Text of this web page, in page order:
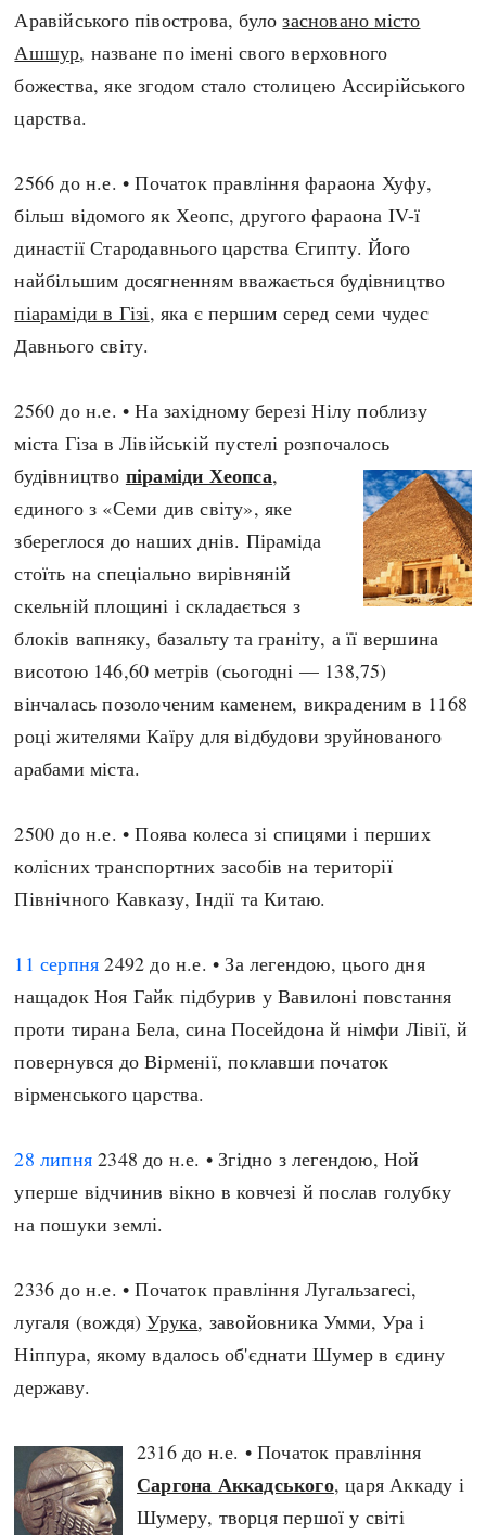
Аравійського півострова, булозасновано місто
Ашшур, назване по імені свого верховного
божества, яке згодом стало столицею Ассирійського
царства.
2566 до н.е. • Початок правління фараона Хуфу,
більш відомого як Хеопс, другого фараона IV-ї
династії Стародавнього царства Єгипту. Його
найбільшим досягненням вважається будівництво
піараміди в Гізі, яка є першим серед семи чудес
Давнього світу.
2560 до н.е. • На західному березі Нілу поблизу
міста Гіза в Лівійській пустелі розпочалось
будівництво піраміди Хеопса,
єдиного з «Семи див світу», яке
збереглося до наших днів. Піраміда
стоїть на спеціально вирівняній
скельній площині і складається з
блоків вапняку, базальту та граніту, а її вершина
висотою 146,60 метрів (сьогодні — 138,75)
вінчалась позолоченим каменем, викраденим в 1168
році жителями Каїру для відбудови зруйнованого
арабами міста.
2500 до н.е. • Поява колеса зі спицями і перших
колісних транспортних засобів на території
Північного Кавказу, Індії та Китаю.
11 серпня 2492 до н.е. • За легендою, цього дня
нащадок Ноя Гайк підбурив у Вавилоні повстання
проти тирана Бела, сина Посейдона й німфи Лівії, й
повернувся до Вірменії, поклавши початок
вірменського царства.
28 липня 2348 до н.е. • Згідно з легендою, Ной
уперше відчинив вікно в ковчезі й послав голубку
на пошуки землі.
2336 до н.е. • Початок правління Лугальзагесі,
лугаля (вождя)Урука, завойовника Умми, Ура і
Ніппура, якому вдалось об'єднати Шумер в єдину
державу.
2316 до н.е. • Початок правління
Саргона Аккадського, царя Аккаду і
Шумеру, творця першої у світі